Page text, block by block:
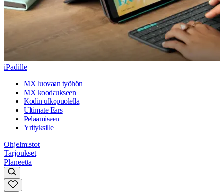
iPadille
MX luovaan työhön
MX koodaukseen
Kodin ulkopuolella
Ultimate Ears
Pelaamiseen
Yrityksille
Ohjelmistot
Tarjoukset
Planeetta